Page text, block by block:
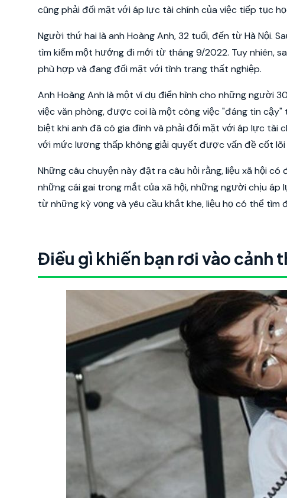
cũng phải đối mặt với áp lực tài chính của việc tiếp tục
Người thứ hai là anh Hoàng Anh, 32 tuổi, đến từ Hà Nội.
tìm kiếm một hướng đi mới từ tháng 9/2022. Tuy nhiên,
phù hợp và đang đối mặt với tình trạng thất nghiệp.
Anh Hoàng Anh là một ví dụ điển hình cho những người
việc văn phòng, được coi là một công việc "đáng tin
biệt khi anh đã có gia đình và phải đối mặt với áp lực tài
với mức lương thấp không giải quyết được vấn đề cốt lõi
Những câu chuyện này đặt ra câu hỏi rằng, liệu xã hội
những cái gai trong mắt của xã hội, những người chịu
từ những kỳ vọng và yêu cầu khắt khe, liệu họ có thể
Điều gì khiến bạn rơi vào cảnh